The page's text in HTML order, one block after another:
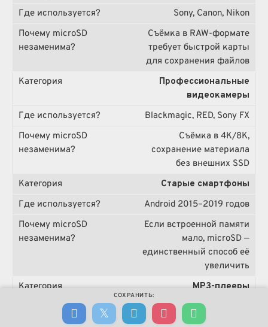
СОХРАНИТЬ:
Sony, Canon, Nikon
Съёмка в RAW-формате
требует быстрой карты
для сохранения файлов
Профессиональные
видеокамеры
Blackmagic, RED, Sony FX
Съёмка в 4K/8K,
сохранение материала
без внешних SSD
Старые смартфоны
Android 2015–2019 годов
Если встроенной памяти
мало, microSD —
единственный способ её
увеличить
MP3-плееры
Fiio, Sony Walkman